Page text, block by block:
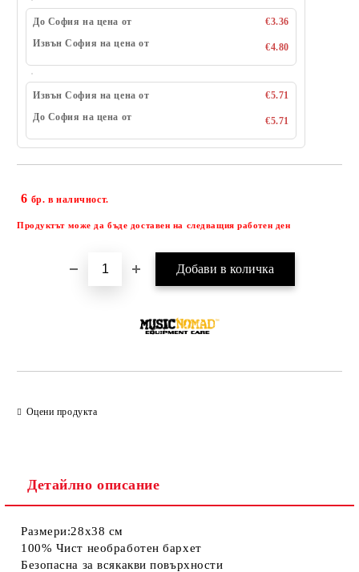
До София на цена от
€3.36
Извън София на цена от
€4.80
Извън София на цена от
€5.71
До София на цена от
€5.71
6 бр. в наличност.
Продуктът може да бъде доставен на следващия работен ден
Оцени продукта
Детайлно описание
Размери:28x38 см
100% Чист необработен бархет
Безопасна за всякакви повърхности